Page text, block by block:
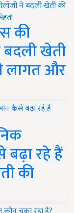
की
बदली खेती
लागत और
बढ़ा रहे हैं
की